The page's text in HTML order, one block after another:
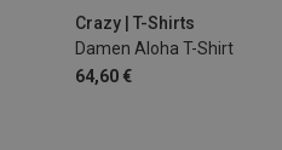
Crazy | T-Shirts
Damen Aloha T-Shirt
64,60 €